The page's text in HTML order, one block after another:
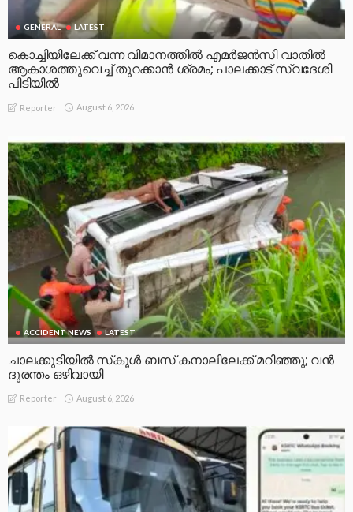
GENERAL LATEST
കൊച്ചിയിലേക്ക് വന്ന വിമാനത്തിൽ എമർജൻസി വാതിൽ
ആകാശത്തുവെച്ച് തുറക്കാൻ ശ്രമം; പാലക്കാട് സ്വദേശി
പിടിയിൽ
Reporter August 6, 2026
ACCIDENT NEWS LATEST
ചാലക്കുടിയിൽ സ്‌കൂൾ ബസ് കനാലിലേക്ക് മറിഞ്ഞു; വൻ
ദുരന്തം ഒഴിവായി
Reporter August 6, 2026